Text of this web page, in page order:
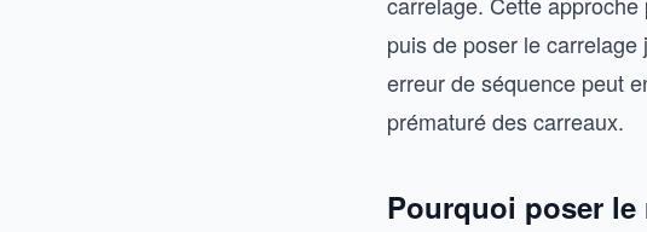
puis de poser le
erreur de séquence peut
prématuré des carreaux.
Pourquoi poser le